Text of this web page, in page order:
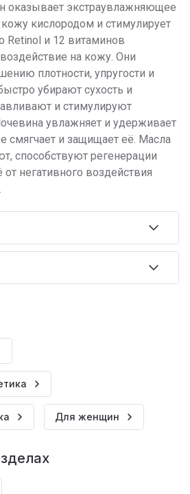
оказывает экстраувлажняющее
кислородом и стимулирует
Retinol и 12 витаминов
на кожу. Они
плотности, упругости и
убирают сухость и
и стимулируют
увлажняет и удерживает
смягчает и защищает её. Масла
способствуют регенерации
негативного воздействия
Для женщин